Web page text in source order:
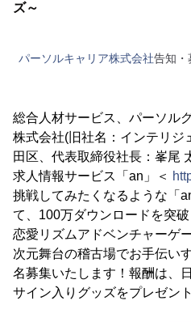
ズ～
パーソルキャリア株式会社告知・
総合人材サービス、パーソル
株式会社(旧社名：インテリジ
田区、代表取締役社長：峯尾
求人情報サービス「an」＜
挑戦してみたくなるような「
て、100万ダウンロードを突
恋愛リズムアドベンチャーゲ
次元舞台の稽古場でお手伝い
名募集いたします！報酬は、
サイン入りグッズをプレゼン